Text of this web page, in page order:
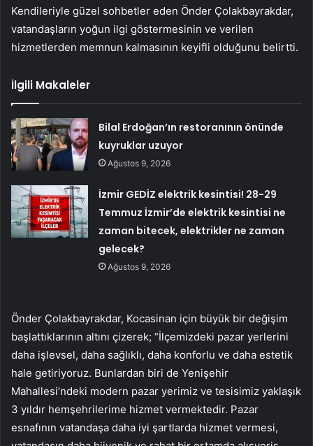
Kendileriyle güzel sohbetler eden Önder Çolakbayrakdar,
vatandaşların yoğun ilgi göstermesinin ve verilen
hizmetlerden memnun kalmasının keyifli olduğunu belirtti.
İlgili Makaleler
Bilal Erdoğan’ın restoranının önünde
kuyruklar uzuyor
Ağustos 9, 2026
İzmir GEDİZ elektrik kesintisi! 28-29
Temmuz İzmir’de elektrik kesintisi ne
zaman bitecek, elektrikler ne zaman
gelecek?
Ağustos 9, 2026
Önder Çolakbayrakdar, Kocasinan için büyük bir değişim
başlattıklarının altını çizerek; “İlçemizdeki pazar yerlerini
daha işlevsel, daha sağlıklı, daha konforlu ve daha estetik
hale getiriyoruz. Bunlardan biri de Yenişehir
Mahallesi’ndeki modern pazar yerimiz ve tesisimiz yaklaşık
3 yıldır hemşehrilerime hizmet vermektedir. Pazar
esnafının vatandaşa daha iyi şartlarda hizmet vermesi,